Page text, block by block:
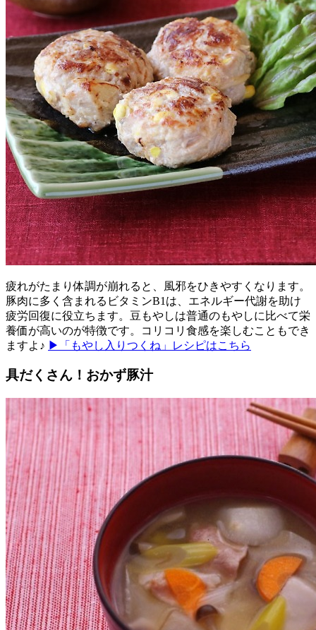
疲れがたまり体調が崩れると、風邪をひきやすくなります。
豚肉に多く含まれるビタミンB1は、エネルギー代謝を助け
疲労回復に役立ちます。豆もやしは普通のもやしに比べて栄
養価が高いのが特徴です。コリコリ食感を楽しむこともでき
ますよ♪ ▶「もやし入りつくね」レシピはこちら
具だくさん！おかず豚汁